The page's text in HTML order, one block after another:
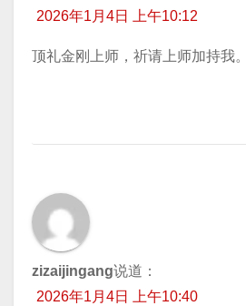
2026年1月4日 上午10:12
顶礼金刚上师，祈请上师加持我。
zizaijingang说道：
2026年1月4日 上午10:40